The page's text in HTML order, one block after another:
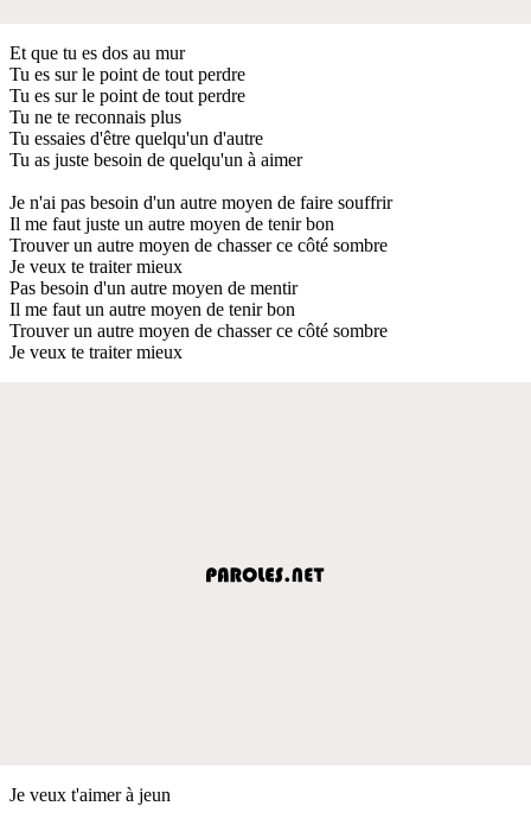
Et que tu es dos au mur
Tu es sur le point de tout perdre
Tu es sur le point de tout perdre
Tu ne te reconnais plus
Tu essaies d'être quelqu'un d'autre
Tu as juste besoin de quelqu'un à aimer
Je n'ai pas besoin d'un autre moyen de faire souffrir
Il me faut juste un autre moyen de tenir bon
Trouver un autre moyen de chasser ce côté sombre
Je veux te traiter mieux
Pas besoin d'un autre moyen de mentir
Il me faut un autre moyen de tenir bon
Trouver un autre moyen de chasser ce côté sombre
Je veux te traiter mieux
Je veux t'aimer à jeun